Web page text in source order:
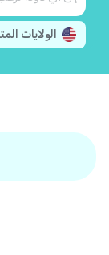
الولايات